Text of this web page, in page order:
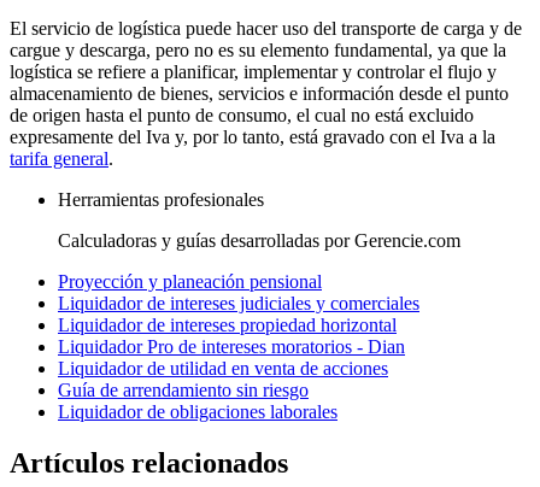
El servicio de logística puede hacer uso del transporte de carga y de
cargue y descarga, pero no es su elemento fundamental, ya que la
logística se refiere a planificar, implementar y controlar el flujo y
almacenamiento de bienes, servicios e información desde el punto
de origen hasta el punto de consumo, el cual no está excluido
expresamente del Iva y, por lo tanto, está gravado con el Iva a la
tarifa general.
Herramientas profesionales
Calculadoras y guías desarrolladas por Gerencie.com
Proyección y planeación pensional
Liquidador de intereses judiciales y comerciales
Liquidador de intereses propiedad horizontal
Liquidador Pro de intereses moratorios - Dian
Liquidador de utilidad en venta de acciones
Guía de arrendamiento sin riesgo
Liquidador de obligaciones laborales
Artículos relacionados